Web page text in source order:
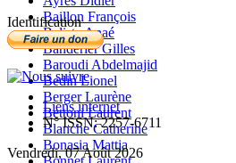
Baillon François
Balista Anaé
Banderier Gilles
Baroudi Abdelmajid
Bedin Lionel
Berger Laurène
Bettoni Laurent
Blanche Catherine
Bonasia Mattia
Identification
Liens internet
N° ISSN: 2257-6711
Vendredi, 07 Août 2026